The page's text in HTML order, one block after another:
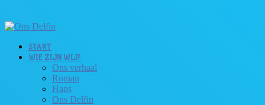
START
WIE ZIJN WIJ?
Ons verhaal
Roman
Hans
Ons Delfin